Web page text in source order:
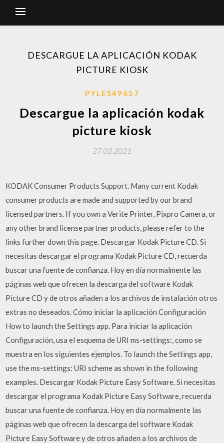
DESCARGUE LA APLICACIÓN KODAK
PICTURE KIOSK
PYLES49657
Descargue la aplicación kodak
picture kiosk
27.02.2021
KODAK Consumer Products Support. Many current Kodak
consumer products are made and supported by our brand
licensed partners. If you own a Verite Printer, Pixpro Camera, or
any other brand license partner products, please refer to the
links further down this page. Descargar Kodak Picture CD. Si
necesitas descargar el programa Kodak Picture CD, recuerda
buscar una fuente de confianza. Hoy en día normalmente las
páginas web que ofrecen la descarga del software Kodak
Picture CD y de otros añaden a los archivos de instalación otros
extras no deseados. Cómo iniciar la aplicación Configuración
How to launch the Settings app. Para iniciar la aplicación
Configuración, usa el esquema de URI ms-settings:, como se
muestra en los siguientes ejemplos. To launch the Settings app,
use the ms-settings: URI scheme as shown in the following
examples. Descargar Kodak Picture Easy Software. Si necesitas
descargar el programa Kodak Picture Easy Software, recuerda
buscar una fuente de confianza. Hoy en día normalmente las
páginas web que ofrecen la descarga del software Kodak
Picture Easy Software y de otros añaden a los archivos de